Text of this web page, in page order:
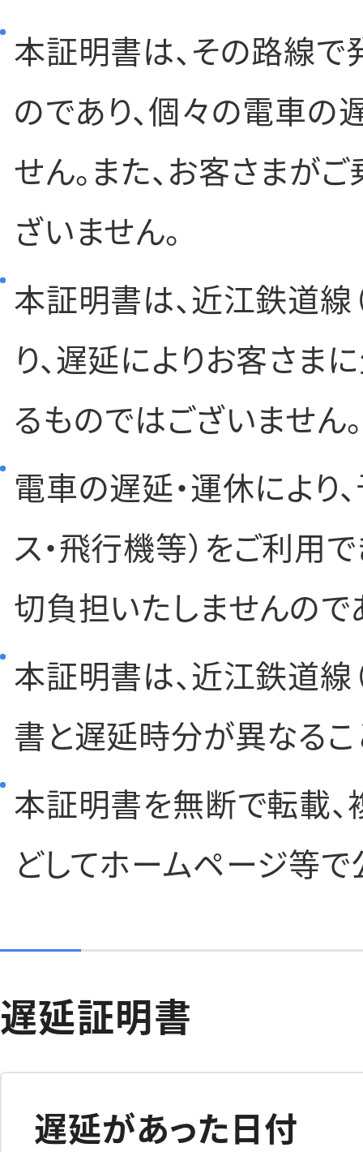
本証明書は、その路線
のであり、個々の電車
せん。また、お客さまが
ざいません。
本証明書は、近江鉄道線
り、遅延によりお客さま
るものではございません。
電車の遅延・運休により
ス・飛行機等）をご利用
切負担いたしませんので
本証明書は、近江鉄道線
書と遅延時分が異なるこ
本証明書を無断で転載、
どしてホームページ等で
遅延証明書
遅延があった日付